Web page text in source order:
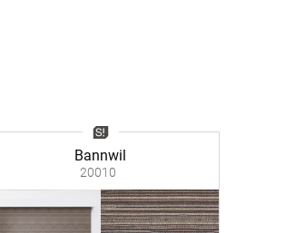
Bannwil
20010